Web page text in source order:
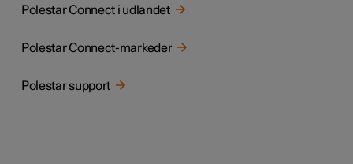
Polestar Connect i udlandet
Polestar Connect-markeder
Polestar support